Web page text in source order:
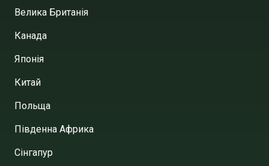
Велика Британія
Канада
Японія
Китай
Польща
Південна Африка
Сінгапур